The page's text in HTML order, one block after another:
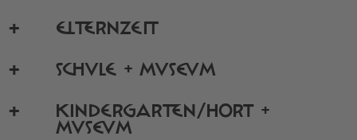
ELTERNZEIT
SCHULE + MUSEUM
KINDERGARTEN/HORT +
MUSEUM